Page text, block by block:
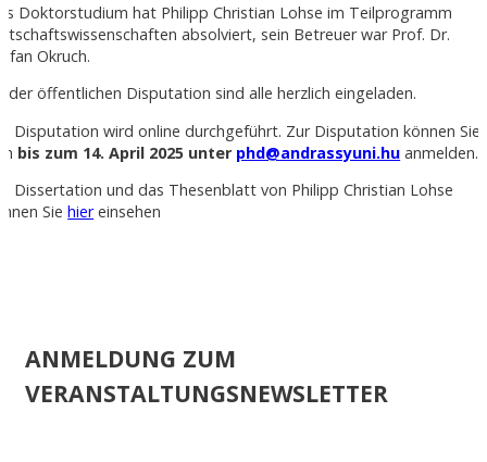
Doktorstudium hat Philipp Christian Lohse im Teilprogramm
absolviert, sein Betreuer war Prof. Dr.
Okruch.
der öffentlichen Disputation sind alle herzlich eingeladen.
Disputation wird online durchgeführt. Zur Disputation können Sie
bis zum 14. April 2025 unter phd@andrassyuni.hu anmelden.
Dissertation und das Thesenblatt von Philipp Christian Lohse
Siehiereinsehen
ANMELDUNG ZUM
VERANSTALTUNGSNEWSLETTER